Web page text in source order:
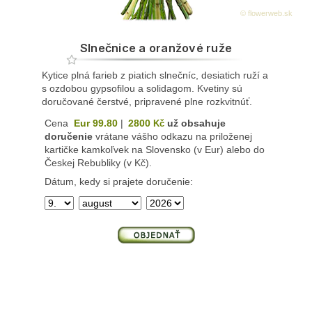
© flowerweb.sk
Slnečnice a oranžové ruže
Kytice plná farieb z piatich slnečníc, desiatich ruží a
s ozdobou gypsofilou a solidagom. Kvetiny sú
doručované čerstvé, pripravené plne rozkvitnúť.
Cena Eur 99.80| 2800 Kč už obsahuje
doručenie vrátane vášho odkazu na priloženej
kartičke kamkoľvek na Slovensko (v Eur) alebo do
Českej Rebubliky (v Kč).
Dátum, kedy si prajete doručenie: